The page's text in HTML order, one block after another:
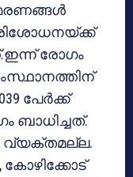
രോഗം
പേര്‍ക്ക്
ബാധിച്ചത്.
വ്യക്തമല്ല.
കോഴിക്കോട്